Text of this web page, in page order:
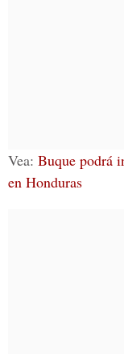
Vea: Buque podrá
en Honduras